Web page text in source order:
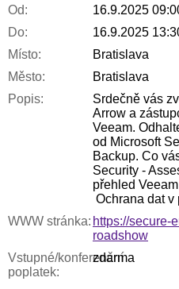
Od:
16.9.2025
Do:
16.9.2025
Místo:
Bratislava
Město:
Bratislava
Popis:
Srdečně vás
Arrow a
Veeam.
od Microsoft
Backup. Co
Security -
přehled
Ochrana dat v
WWW stránka: https://secure-
roadshow
Vstupné/konferenční
poplatek:
zdarma